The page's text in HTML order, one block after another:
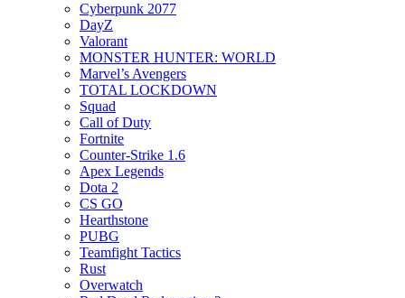
Cyberpunk 2077
DayZ
Valorant
MONSTER HUNTER: WORLD
Marvel’s Avengers
TOTAL LOCKDOWN
Squad
Call of Duty
Fortnite
Counter-Strike 1.6
Apex Legends
Dota 2
CS GO
Hearthstone
PUBG
Teamfight Tactics
Rust
Overwatch